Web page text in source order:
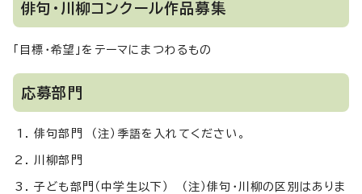
俳句・川柳コンクール作品募集
「目標・希望」をテーマにまつわるもの
応募部門
俳句部門 （注）季語を入れてください。
川柳部門
子ども部門（中学生以下） （注）俳句・川柳の区別はありま